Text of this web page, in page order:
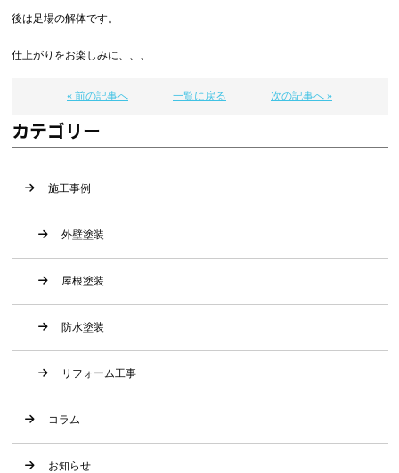
後は足場の解体です。
仕上がりをお楽しみに、、、
« 前の記事へ 一覧に戻る 次の記事へ »
カテゴリー
施工事例
外壁塗装
屋根塗装
防水塗装
リフォーム工事
コラム
お知らせ